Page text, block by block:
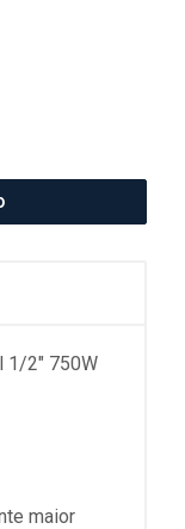
1/2" 750W
maior